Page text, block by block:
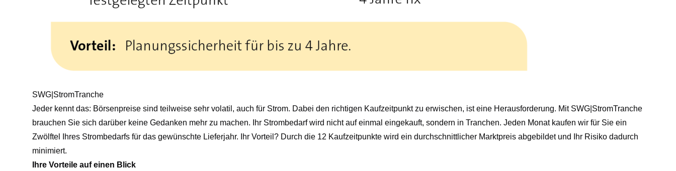
SWG|StromTranche
Jeder kennt das: Börsenpreise sind teilweise sehr volatil, auch für Strom. Dabei den richtigen Kaufzeitpunkt zu erwischen, ist eine Herausforderung. Mit SWG|StromTranche
brauchen Sie sich darüber keine Gedanken mehr zu machen. Ihr Strombedarf wird nicht auf einmal eingekauft, sondern in Tranchen. Jeden Monat kaufen wir für Sie ein
Zwölftel Ihres Strombedarfs für das gewünschte Lieferjahr. Ihr Vorteil? Durch die 12 Kaufzeitpunkte wird ein durchschnittlicher Marktpreis abgebildet und Ihr Risiko dadurch
minimiert.
Ihre Vorteile auf einen Blick